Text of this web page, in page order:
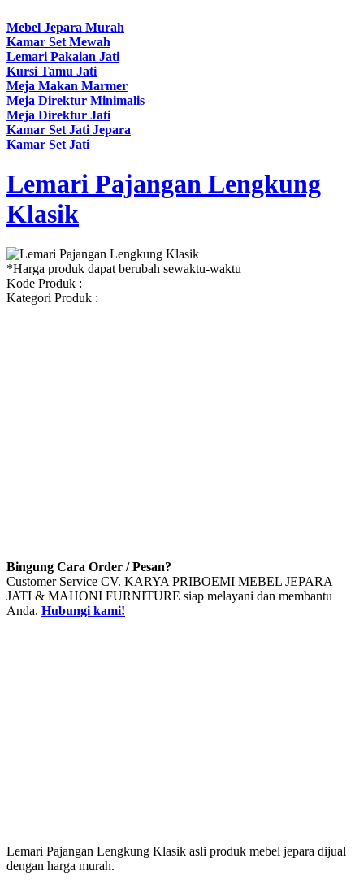
Mebel Jepara Murah
Kamar Set Mewah
Lemari Pakaian Jati
Kursi Tamu Jati
Meja Makan Marmer
Meja Direktur Minimalis
Meja Direktur Jati
Kamar Set Jati Jepara
Kamar Set Jati
Lemari Pajangan Lengkung
Klasik
*Harga produk dapat berubah sewaktu-waktu
Kode Produk :
Kategori Produk :
Bingung Cara Order / Pesan?
Customer Service CV. KARYA PRIBOEMI MEBEL JEPARA
JATI & MAHONI FURNITURE siap melayani dan membantu
Anda. Hubungi kami!
Lemari Pajangan Lengkung Klasik asli produk mebel jepara dijual
dengan harga murah.